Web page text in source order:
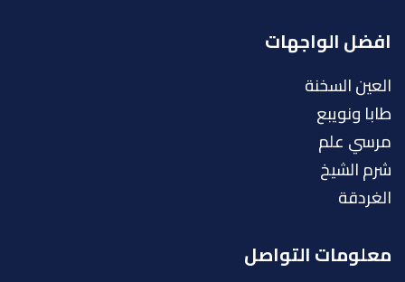
افضل الواجهات
العين السخنة
طابا ونويبع
مرسي علم
شرم الشيخ
الغردقة
معلومات التواصل